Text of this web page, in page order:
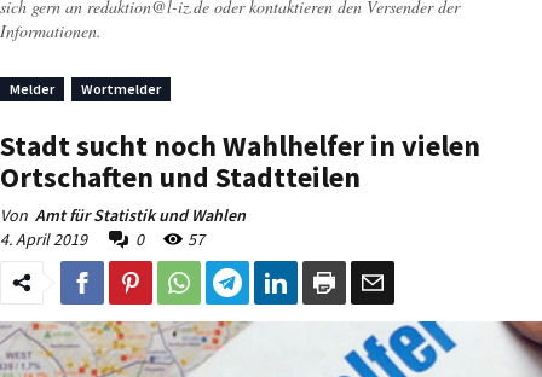
sich gern an redaktion@l-iz.de oder kontaktieren den Versender der
Informationen.
Melder Wortmelder
Stadt sucht noch Wahlhelfer in vielen
Ortschaften und Stadtteilen
Von Amt für Statistik und Wahlen
4. April 2019
0 57